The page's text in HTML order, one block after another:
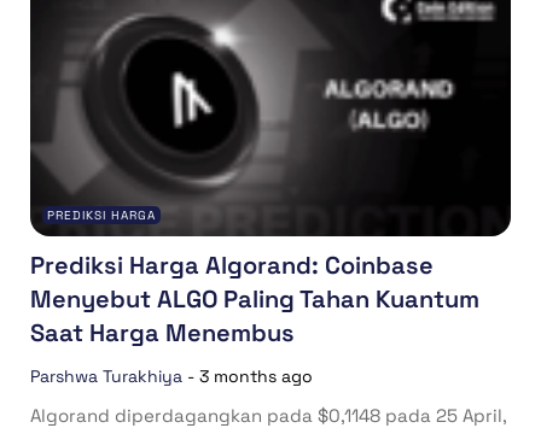
PREDIKSI HARGA
Prediksi Harga Algorand: Coinbase
Menyebut ALGO Paling Tahan Kuantum
Saat Harga Menembus
Parshwa Turakhiya - 3 months ago
Algorand diperdagangkan pada $0,1148 pada 25 April,